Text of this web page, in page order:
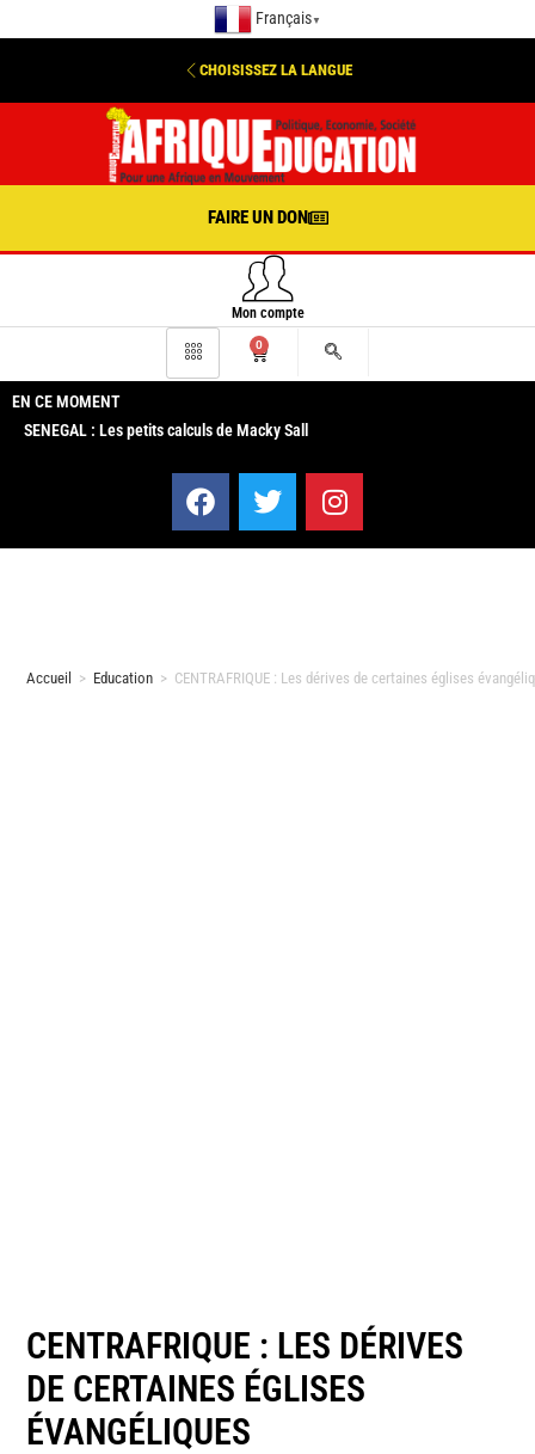
Français ▼
CHOISISSEZ LA LANGUE
FAIRE UN DON
Mon compte
0
EN CE MOMENT
SENEGAL : Les petits calculs de Macky Sall
Accueil > Education > CENTRAFRIQUE : Les dérives de certaines églises
CENTRAFRIQUE : LES DÉRIVES
DE CERTAINES ÉGLISES
ÉVANGÉLIQUES